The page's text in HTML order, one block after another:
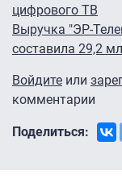
цифрового ТВ
Выручка "ЭР-
составила 29,2
Войдите или
комментарии
Поделиться: